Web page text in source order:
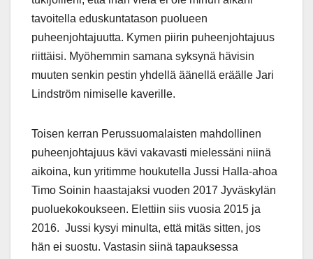
tavoitella eduskuntatason puolueen
puheenjohtajuutta. Kymen piirin puheenjohtajuus
riittäisi. Myöhemmin samana syksynä hävisin
muuten senkin pestin yhdellä äänellä eräälle Jari
Lindström nimiselle kaverille.
Toisen kerran Perussuomalaisten mahdollinen
puheenjohtajuus kävi vakavasti mielessäni niinä
aikoina, kun yritimme houkutella Jussi Halla-ahoa
Timo Soinin haastajaksi vuoden 2017 Jyväskylän
puoluekokoukseen. Elettiin siis vuosia 2015 ja
2016. Jussi kysyi minulta, että mitäs sitten, jos
hän ei suostu. Vastasin siinä tapauksessa